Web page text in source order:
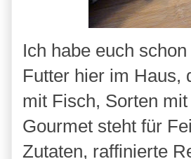
Ich habe euch
Futter hier im Haus,
mit Fisch, Sorten
Gourmet steht für
Zutaten, raffinierte